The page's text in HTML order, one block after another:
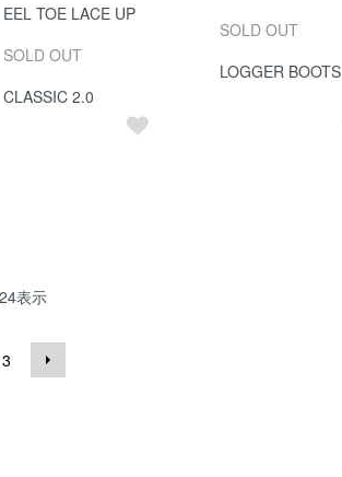
EEL TOE LACE UP
SOLD OUT
CLASSIC 2.0
SOLD OUT
LOGGER BOOTS
表示
3